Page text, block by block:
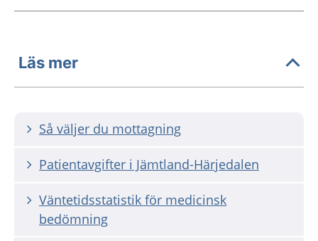
Läs mer
Så väljer du mottagning
Patientavgifter i Jämtland-Härjedalen
Väntetidsstatistik för medicinsk
bedömning